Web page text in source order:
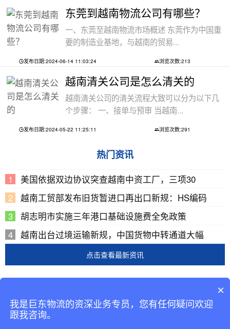
东莞到越南物流公司有哪些？
一、东莞至越南物流市场概述 东莞作为中国重
要的制造业基地，与越南的贸易...
发布日期:2024-06-14 11:03:24 浏览次数:213
越南清关公司是怎么清关的
越南清关公司的清关流程大致可以分为以下几
个步骤： 一、接单与预审 当越南...
发布日期:2024-05-22 11:25:11 浏览次数:291
热门资讯
美国依据双边协议突查越南中资工厂，三项30
越南工贸部发布旧货暂进口再出口新规：HS编码
胡志明市实施三年港口基础设施费全免政策
越南出台过境运输新规，中国货物中转通道大幅
点击查看最新资讯
版权所有
备案号： 粤ICP备13069001号-2
×
我是巨东物流的资深业务专员，您有任何疑问欢迎
跟我咨询。